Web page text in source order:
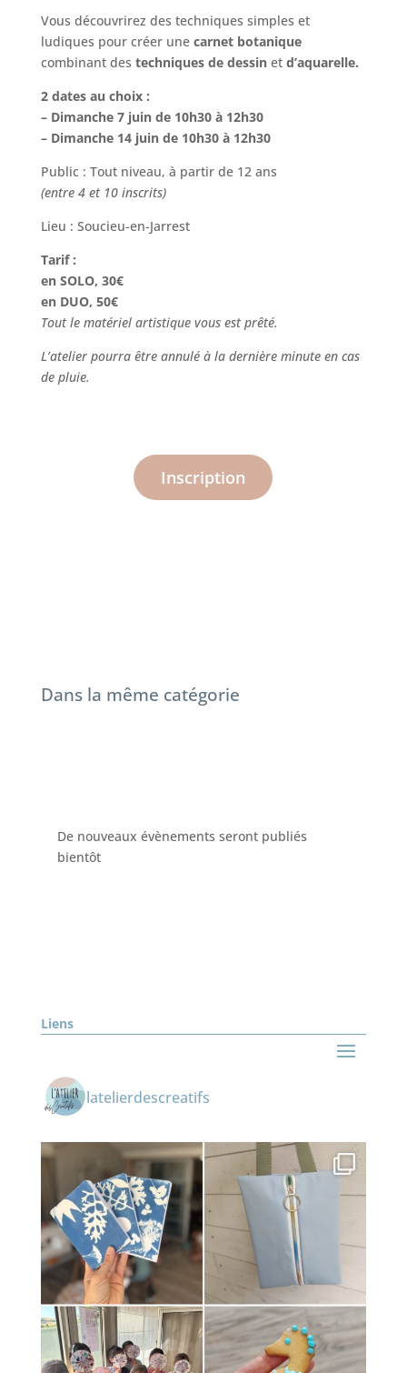
Vous découvrirez des techniques simples et
ludiques pour créer une carnet botanique
combinant des techniques de dessinet d’aquarelle.
2 dates au choix :
– Dimanche 7 juin de 10h30 à 12h30
– Dimanche 14 juin de 10h30 à 12h30
Public : Tout niveau, à partir de 12 ans
(entre 4 et 10 inscrits)
Lieu : Soucieu-en-Jarrest
Tarif :
en SOLO, 30€
en DUO, 50€
Tout le matériel artistique vous est prêté.
L’atelier pourra être annulé à la dernière minute en cas
de pluie.
Inscription
Dans la même catégorie
De nouveaux évènements seront publiés
bientôt
Liens
latelierdescreatifs